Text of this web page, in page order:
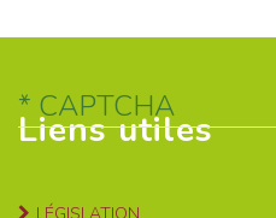
Liens utiles
CAPTCHA